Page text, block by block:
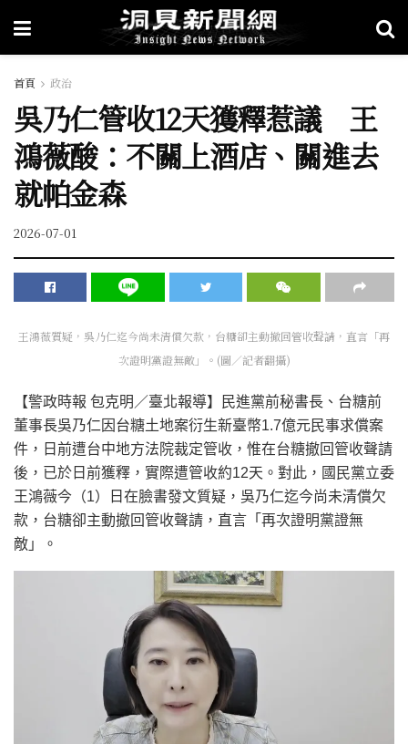
首頁 政治
吳乃仁管收12天獲釋惹議 王
鴻薇酸：不關上酒店、關進去
就帕金森
2026-07-01
王鴻薇質疑，吳乃仁迄今尚未清償欠款，台糖卻主動撤回管收聲請，直言「再
次證明黨證無敵」。(圖／記者翻攝)
【警政時報 包克明／臺北報導】民進黨前秘書長、台糖前
董事長吳乃仁因台糖土地案衍生新臺幣1.7億元民事求償案
件，日前遭台中地方法院裁定管收，惟在台糖撤回管收聲請
後，已於日前獲釋，實際遭管收約12天。對此，國民黨立委
王鴻薇今（1）日在臉書發文質疑，吳乃仁迄今尚未清償欠
款，台糖卻主動撤回管收聲請，直言「再次證明黨證無
敵」。